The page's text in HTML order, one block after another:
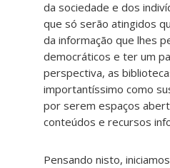
da sociedade e dos
que só serão atingidos
da informação que lhes
democráticos e ter um
perspectiva, as
importantíssimo como
por serem espaços
conteúdos e recursos
Pensando nisto,